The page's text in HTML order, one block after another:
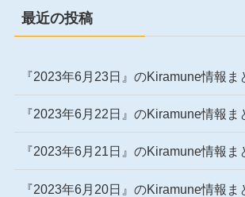
最近の投稿
『2023年6月23日』のKiramune情報ま
『2023年6月22日』のKiramune情報ま
『2023年6月21日』のKiramune情報ま
『2023年6月20日』のKiramune情報ま